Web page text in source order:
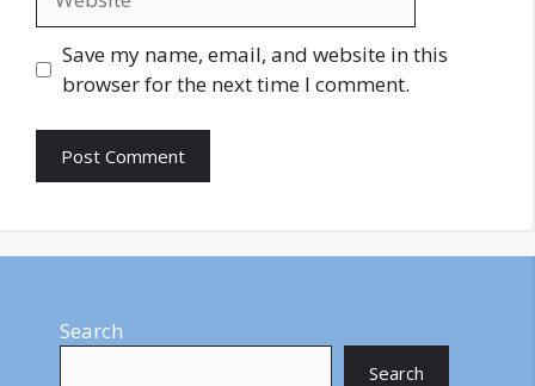
Save my name, email, and website in this
browser for the next time I comment.
Search
Search